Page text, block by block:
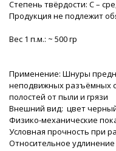
Степень твёрдости: С –
Продукция не подлежит
Вес 1 п.м.: ~ 500 гр
Применение: Шнуры
неподвижных разъёмных
полостей от пыли и грязи
Внешний вид: цвет
Физико-механические
Условная прочность при
Относительное